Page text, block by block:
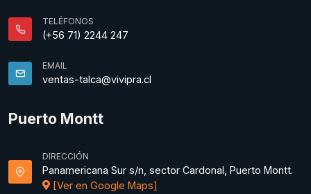
TELÉFONOS
(+56 71) 2244 247
EMAIL
ventas-talca@vivipra.cl
Puerto Montt
DIRECCIÓN
Panamericana Sur s/n, sector Cardonal, Puerto Montt.
[Ver en Google Maps]